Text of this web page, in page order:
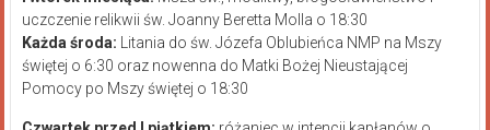
uczczenie relikwii św. Joanny Beretta Molla o 18:30
Każda środa: Litania do św. Józefa Oblubieńca NMP na Mszy
świętej o 6:30 oraz nowenna do Matki Bożej Nieustającej
Pomocy po Mszy świętej o 18:30